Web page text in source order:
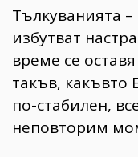
Тълкуванията
избутват
време се
такъв, какъвто
по-стабилен,
неповторим